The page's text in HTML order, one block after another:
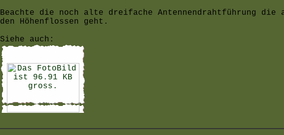
Beachte die noch alte dreifache Antennendrahtführung die
den Höhenflossen geht.
Siehe auch: